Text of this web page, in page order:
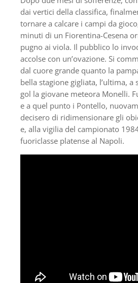
dai vertici della classifica,
tornare a calcare i campi da
minuti di un Fiorentina-Cesena
pugno ai viola. Il pubblico lo
accolse con un’ovazione. Si
dal cuore grande quanto la
bella stagione gigliata, l’ultima, a
gol la giovane meteora Monelli.
e a quel punto i Pontello,
decisero di ridimensionare gli
e, alla vigilia del campionato
fuoriclasse platense al Napoli.